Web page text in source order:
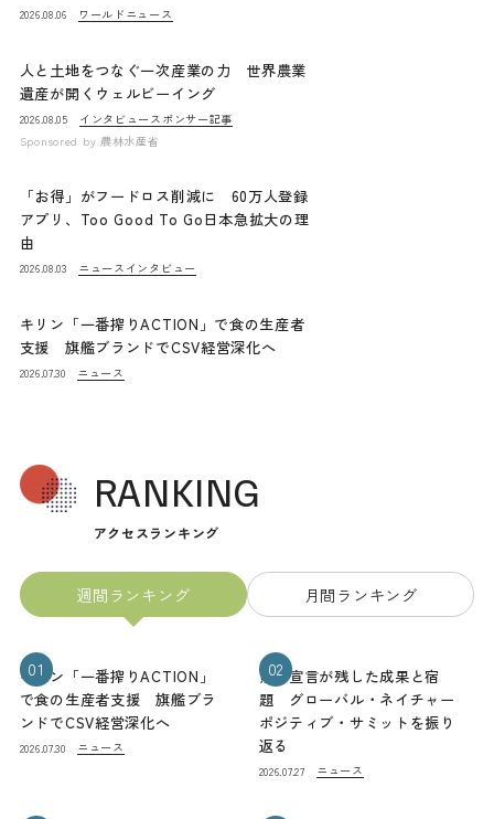
2026.08.06 ワールドニュース
人と土地をつなぐ一次産業の力 世界農業
遺産が開くウェルビーイング
2026.08.05 インタビュー スポンサー記事
Sponsored by 農林水産省
「お得」がフードロス削減に 60万人登録
アプリ、Too Good To Go日本急拡大の理
由
2026.08.03 ニュース インタビュー
キリン「一番搾りACTION」で食の生産者
支援 旗艦ブランドでCSV経営深化へ
2026.07.30 ニュース
RANKING
アクセスランキング
週間ランキング 月間ランキング
01
キリン「一番搾りACTION」
で食の生産者支援 旗艦ブラ
ンドでCSV経営深化へ
2026.07.30 ニュース
02
熊本宣言が残した成果と宿
題 グローバル・ネイチャー
ポジティブ・サミットを振り
返る
2026.07.27 ニュース